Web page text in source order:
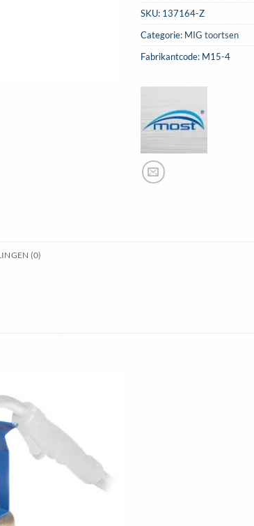
SKU: 137164-Z
Categorie: MIG toortsen
Fabrikantcode: M15-4
(0)